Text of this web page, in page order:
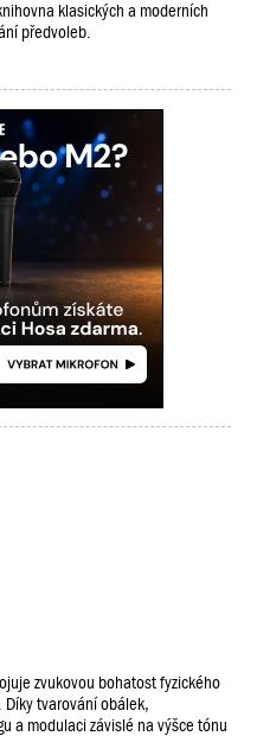
klasických a moderních
předvoleb.
zvukovou bohatost fyzického
tvarování obálek,
a modulaci závislé na výšce tónu